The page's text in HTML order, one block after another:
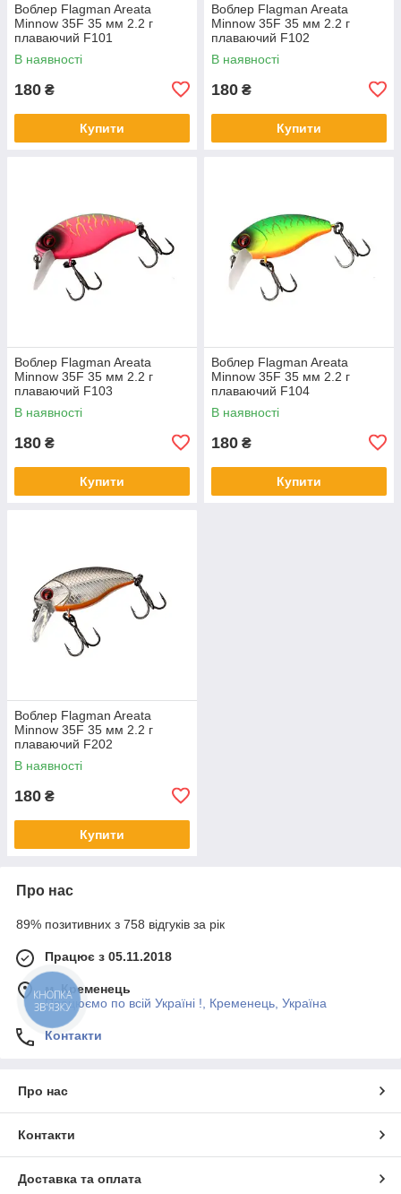
Воблер Flagman Areata
Minnow 35F 35 мм 2.2 г
плаваючий F101
В наявності
180 ₴
Купити
Воблер Flagman Areata
Minnow 35F 35 мм 2.2 г
плаваючий F102
В наявності
180 ₴
Купити
Воблер Flagman Areata
Minnow 35F 35 мм 2.2 г
плаваючий F103
В наявності
180 ₴
Купити
Воблер Flagman Areata
Minnow 35F 35 мм 2.2 г
плаваючий F104
В наявності
180 ₴
Купити
Воблер Flagman Areata
Minnow 35F 35 мм 2.2 г
плаваючий F202
В наявності
180 ₴
Купити
Про нас
89% позитивних з 758 відгуків за рік
Працює з 05.11.2018
м. Кременець
Працюємо по всій Україні !, Кременець, Україна
Контакти
Про нас
Контакти
Доставка та оплата
КНОПКА
ЗВ'ЯЗКУ